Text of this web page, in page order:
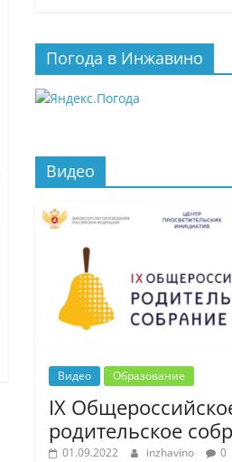
Погода в Инжавино
Видео
Видео Образование
IX
родительское
01.09.2022 inzhavino 0